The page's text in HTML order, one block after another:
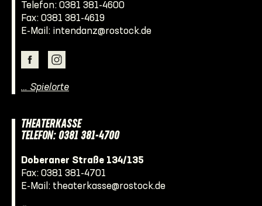
Telefon: 0381 381-4600
Fax: 0381 381-4619
E-Mail: intendanz@rostock.de
… Spielorte
THEATERKASSE
TELEFON: 0381 381-4700
Doberaner Straße 134/135
Fax: 0381 381-4701
E-Mail: theaterkasse@rostock.de